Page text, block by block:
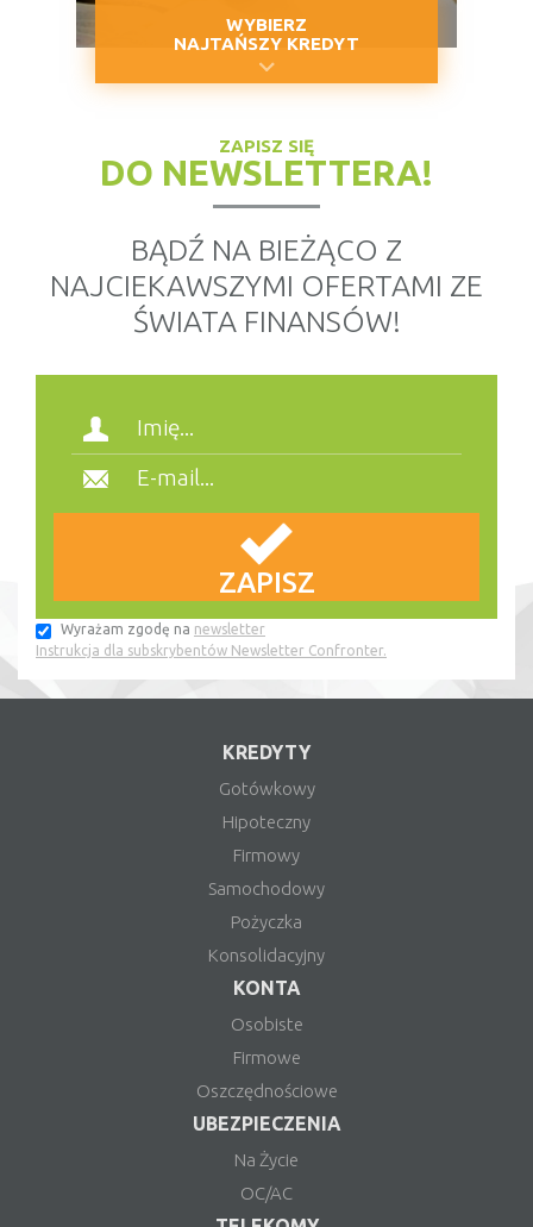
WYBIERZ
NAJTAŃSZY KREDYT
ZAPISZ SIĘ
DO NEWSLETTERA!
BĄDŹ NA BIEŻĄCO Z
NAJCIEKAWSZYMI OFERTAMI ZE
ŚWIATA FINANSÓW!
Wyrażam zgodę na newsletter
Instrukcja dla subskrybentów Newsletter Confronter.
KREDYTY
Gotówkowy
Hipoteczny
Firmowy
Samochodowy
Pożyczka
Konsolidacyjny
KONTA
Osobiste
Firmowe
Oszczędnościowe
UBEZPIECZENIA
Na Życie
OC/AC